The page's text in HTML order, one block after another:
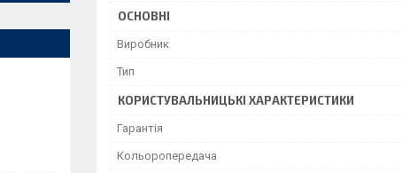
ОСНОВНІ
Виробник
Тип
КОРИСТУВАЛЬНИЦЬКІ ХАРАКТЕРИСТИКИ
Гарантія
Кольоропередача